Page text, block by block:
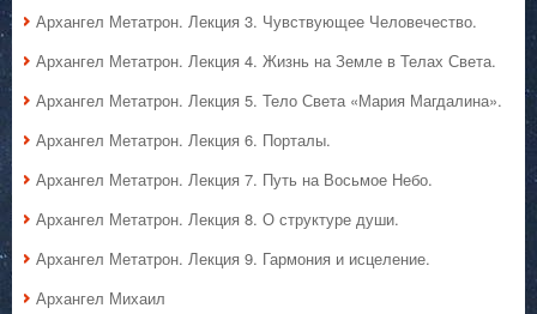
Архангел Метатрон. Лекция 3. Чувствующее Человечество.
Архангел Метатрон. Лекция 4. Жизнь на Земле в Телах Света.
Архангел Метатрон. Лекция 5. Тело Света «Мария Магдалина».
Архангел Метатрон. Лекция 6. Порталы.
Архангел Метатрон. Лекция 7. Путь на Восьмое Небо.
Архангел Метатрон. Лекция 8. О структуре души.
Архангел Метатрон. Лекция 9. Гармония и исцеление.
Архангел Михаил